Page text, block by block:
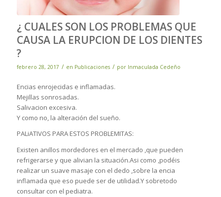
¿ CUALES SON LOS PROBLEMAS QUE
CAUSA LA ERUPCION DE LOS DIENTES
?
febrero 28, 2017 / en Publicaciones / por Inmaculada Cedeño
Encias enrojecidas e inflamadas.
Mejillas sonrosadas.
Salivacion excesiva.
Y como no, la alteración del sueño.
PALiATIVOS PARA ESTOS PROBLEMITAS:
Existen anillos mordedores en el mercado ,que pueden
refrigerarse y que alivian la situación.Asi como ,podéis
realizar un suave masaje con el dedo ,sobre la encia
inflamada que eso puede ser de utilidad.Y sobretodo
consultar con el pediatra.